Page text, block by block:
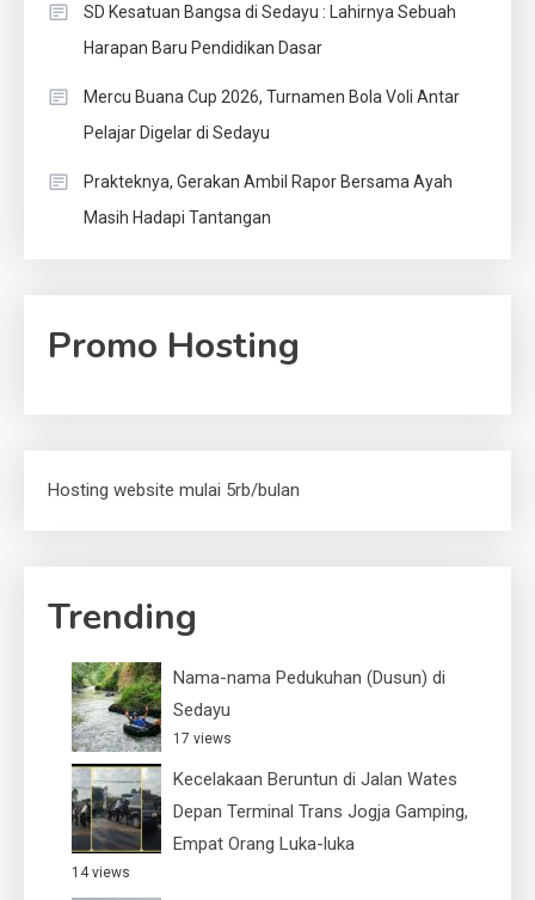
SD Kesatuan Bangsa di Sedayu : Lahirnya Sebuah
Harapan Baru Pendidikan Dasar
Mercu Buana Cup 2026, Turnamen Bola Voli Antar
Pelajar Digelar di Sedayu
Prakteknya, Gerakan Ambil Rapor Bersama Ayah
Masih Hadapi Tantangan
Promo Hosting
Hosting website mulai 5rb/bulan
Trending
Nama-nama Pedukuhan (Dusun) di
Sedayu
17 views
Kecelakaan Beruntun di Jalan Wates
Depan Terminal Trans Jogja Gamping,
Empat Orang Luka-luka
14 views